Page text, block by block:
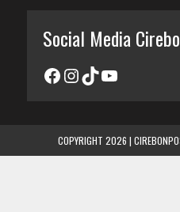
Social Media
COPYRIGHT 2026 |